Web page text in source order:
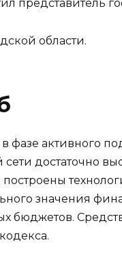
представитель
области.
активного
достаточно
значения
бюджетов.